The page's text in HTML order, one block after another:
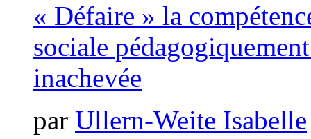
« Défaire » la
sociale
inachevée
par Ullern-Weite Isabelle